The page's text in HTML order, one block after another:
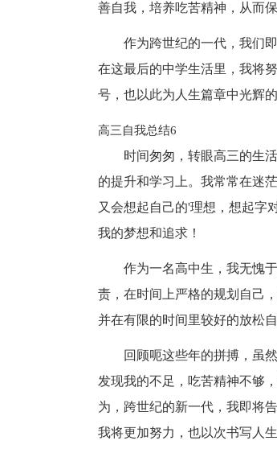
善自我，培养吃苦精神，从而
作为跨世纪的一代，我们
在这最后的中学生活里，我将
号，也以此为人生篇章中光辉的
高三自我总结6
时间匆匆，转眼高三的生
的提升和学习上。我常常在迷
又会想起自己的'理想，想起字
我的梦想和追求！
作为一名高中生，我无愧
责，在时间上严格的规划自己
并在有限的时间里较好的放松
回顾呃这些年的拼搏，虽
发现我的不足，吃苦精神不够
为，跨世纪的新一代，我即将
我将更加努力，也以次书写人